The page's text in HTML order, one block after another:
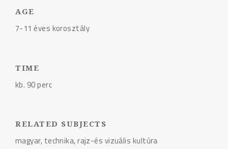
AGE
7-11 éves korosztály
TIME
kb. 90 perc
RELATED SUBJECTS
magyar, technika, rajz-és vizuális kultúra